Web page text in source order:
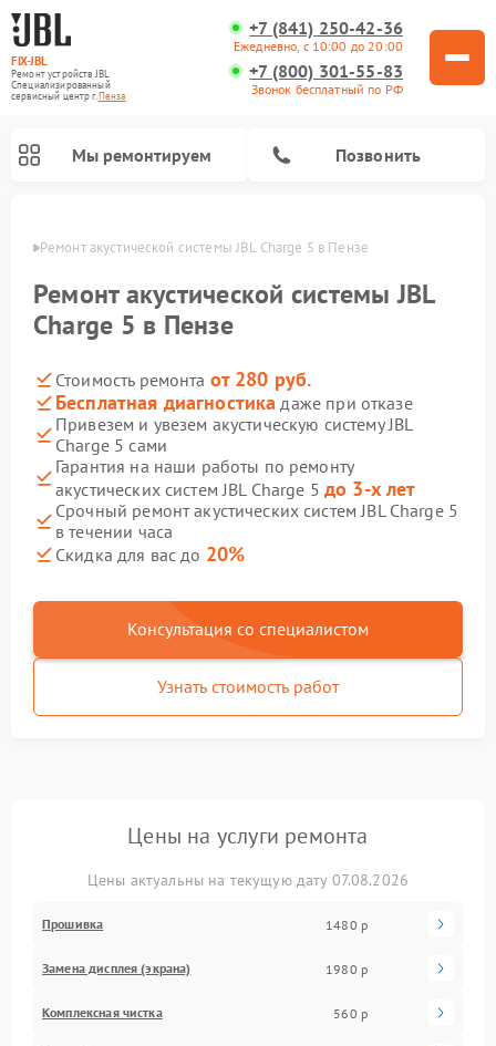
FIX-JBL
Ремонт устройств JBL
Специализированный
cервисный центр г.Пенза
+7 (841) 250-42-36
Ежедневно, с 10:00 до 20:00
+7 (800) 301-55-83
Звонок бесплатный по РФ
Мы ремонтируем Позвонить
Ремонт акустической системы JBL Charge 5 в Пензе
Ремонт акустической системы JBL
Charge 5 в Пензе
Стоимость ремонта от 280 руб.
Бесплатная диагностика даже при отказе
Привезем и увезем акустическую систему JBL
Charge 5 сами
Гарантия на наши работы по ремонту
акустических систем JBL Charge 5 до 3-х лет
Срочный ремонт акустических систем JBL Charge 5
в течении часа
Скидка для вас до 20%
Консультация со специалистом
Узнать стоимость работ
Цены на услуги ремонта
Цены актуальны на текущую дату 07.08.2026
Прошивка 1480 р
Замена дисплея (экрана) 1980 р
Комплексная чистка 560 р